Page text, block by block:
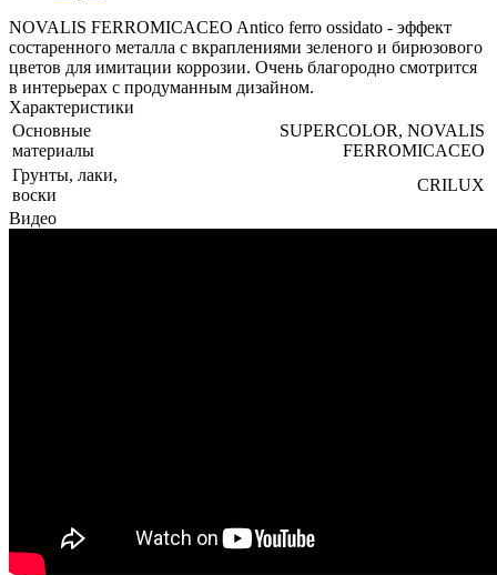
NOVALIS FERROMICACEO Antico ferro ossidato - эффект
состаренного металла с вкраплениями зеленого и бирюзового
цветов для имитации коррозии. Очень благородно смотрится
в интерьерах с продуманным дизайном.
Характеристики
Основные
материалы
SUPERCOLOR, NOVALIS
FERROMICACEO
Грунты, лаки,
воски
CRILUX
Видео